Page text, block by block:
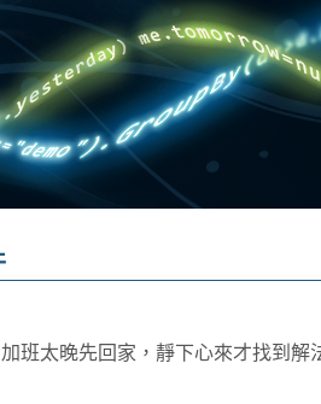
班太晚先回家，靜下心來才找到